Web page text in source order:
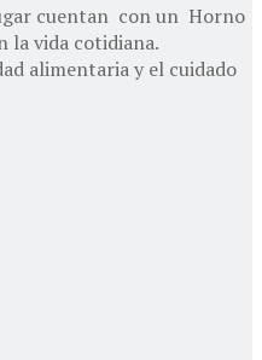
cuentan con un Horno
la vida cotidiana.
alimentaria y el cuidado